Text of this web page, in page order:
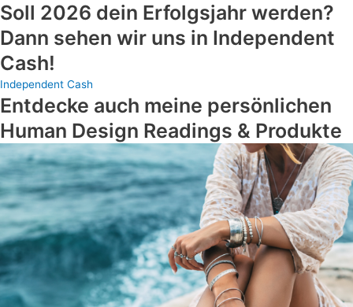
Soll 2026 dein Erfolgsjahr werden?
Dann sehen wir uns in Independent
Cash!
Independent Cash
Entdecke auch meine persönlichen
Human Design Readings & Produkte